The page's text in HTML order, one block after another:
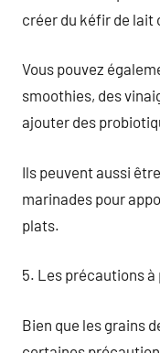
créer du kéfir de lait
Vous pouvez
smoothies, des
ajouter des
Ils peuvent aussi
marinades pour
plats.
5. Les précautions
Bien que les grains